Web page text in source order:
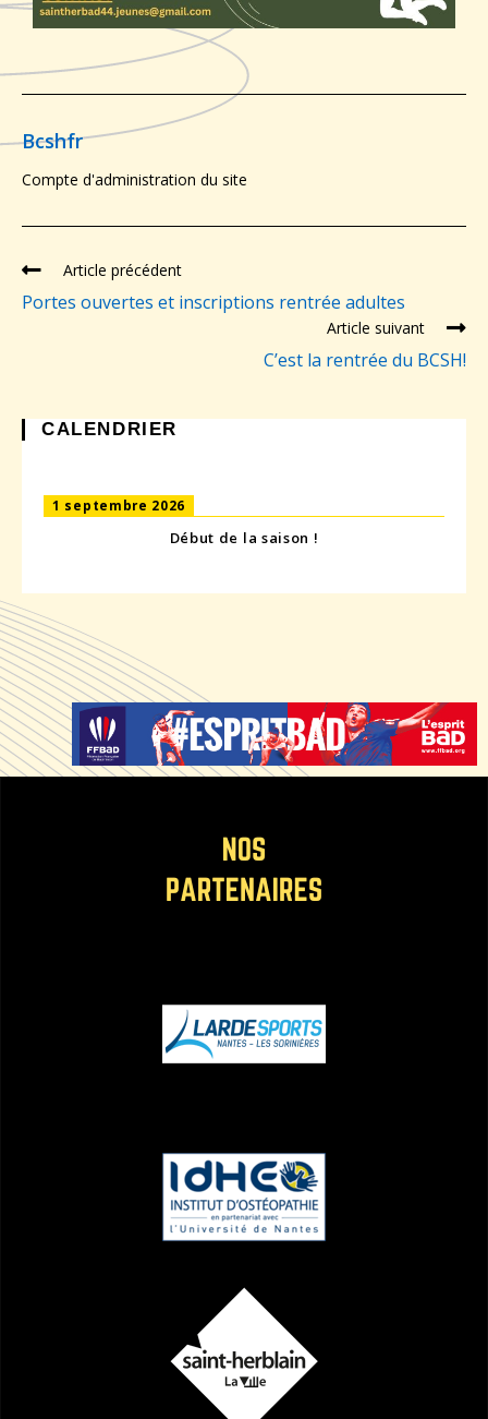
Bcshfr
Compte d'administration du site
Article précédent
Portes ouvertes et inscriptions rentrée adultes
Article suivant
C’est la rentrée du BCSH!
CALENDRIER
1 septembre 2026
Début de la saison !